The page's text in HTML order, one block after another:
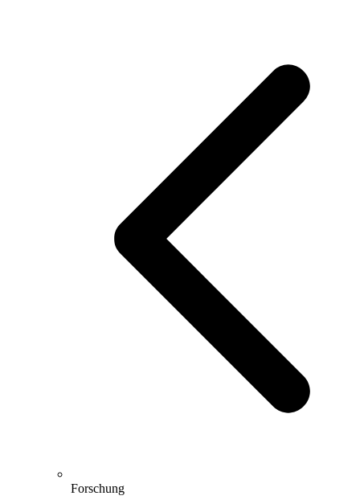
Forschung